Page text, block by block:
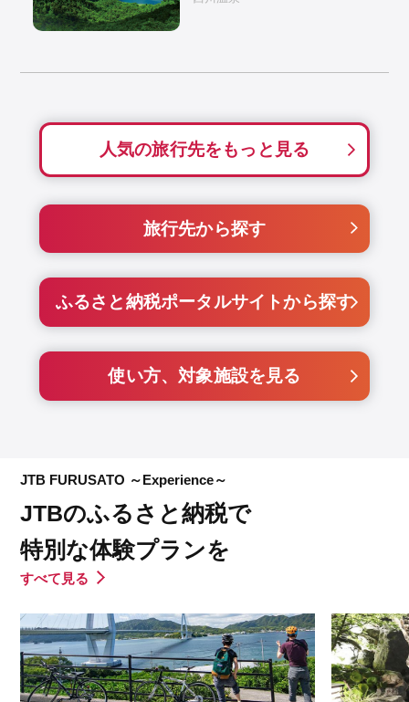
人気の旅行先をもっと見る
旅行先から探す
ふるさと納税ポータルサイトから探す
使い方、対象施設を見る
JTB FURUSATO ～Experience～
JTBのふるさと納税で
特別な体験プランを
すべて見る